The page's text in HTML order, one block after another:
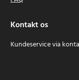
Kontakt os
Kundeservice via